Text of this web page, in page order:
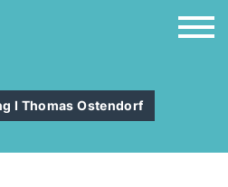
I Thomas Ostendorf